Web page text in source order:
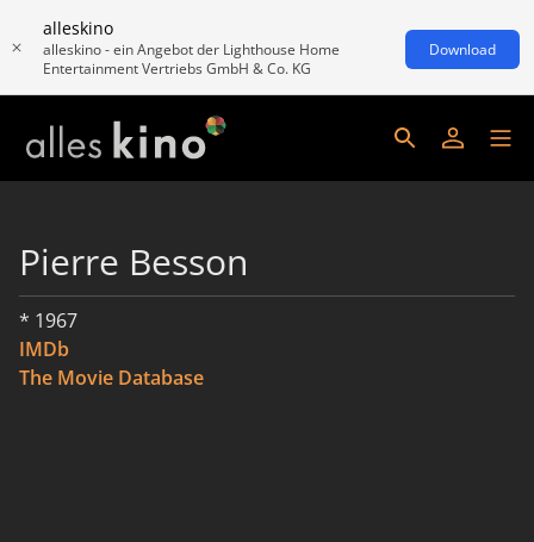
alleskino
alleskino - ein Angebot der Lighthouse Home
Entertainment Vertriebs GmbH & Co. KG
Download
Pierre Besson
* 1967
IMDb
The Movie Database